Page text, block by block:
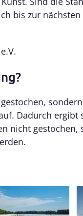
bis zur
Dadurch ergibt
nicht gestochen,